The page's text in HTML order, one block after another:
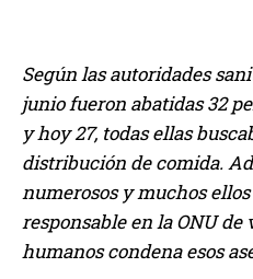
Según las autoridades
junio fueron abatidas 32
y hoy 27, todas ellas
distribución de comida.
numerosos y muchos
responsable en la ONU de
humanos condena esos